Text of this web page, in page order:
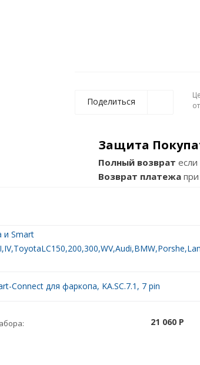
Поделиться
Защита
Полный возврат
Возврат платежа
и Smart
Connect для фаркопа, KA.SC.7.1, 7 pin
21 060 P